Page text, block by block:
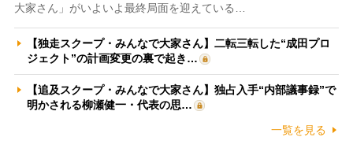
大家さん」がいよいよ最終局面を迎えている…
【独走スクープ・みんなで大家さん】二転三転した“成田プロ
ジェクト”の計画変更の裏で起き…
【追及スクープ・みんなで大家さん】独占入手“内部議事録”で
明かされる柳瀬健一・代表の思…
一覧を見る